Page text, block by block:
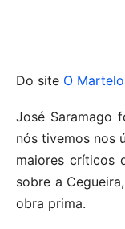
Do site O
José Saramago
nós tivemos nos
maiores críticos
sobre a
obra prima.